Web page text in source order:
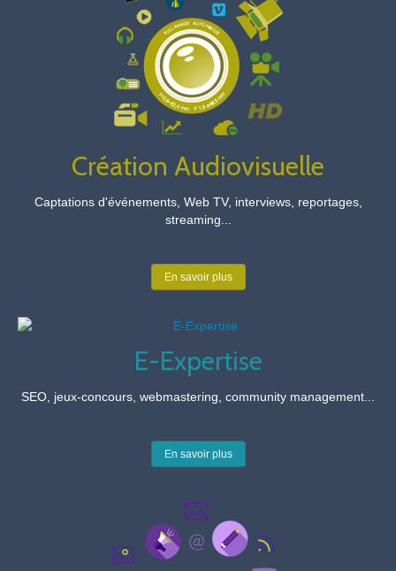
Création Audiovisuelle
Captations d'événements, Web TV, interviews, reportages,
streaming...
En savoir plus
E-Expertise
SEO, jeux-concours, webmastering, community management...
En savoir plus